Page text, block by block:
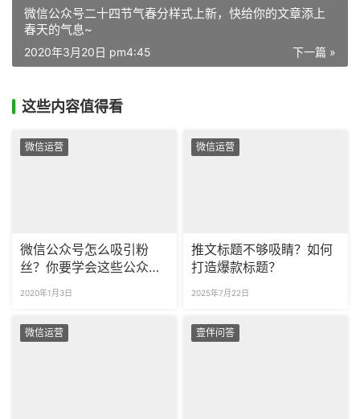
微信公众号二十四节气春分样式上新，快给你的文章添上
春天的气息~
下一篇 »
2020年3月20日 pm4:45
这些内容值得看
微信运营
微信公众号怎么吸引粉
丝？你要学会这些公众号
2020年1月3日
微信运营
推文标题不够吸睛？如何
打造爆款标题？
2025年7月22日
微信运营 壹伴问答